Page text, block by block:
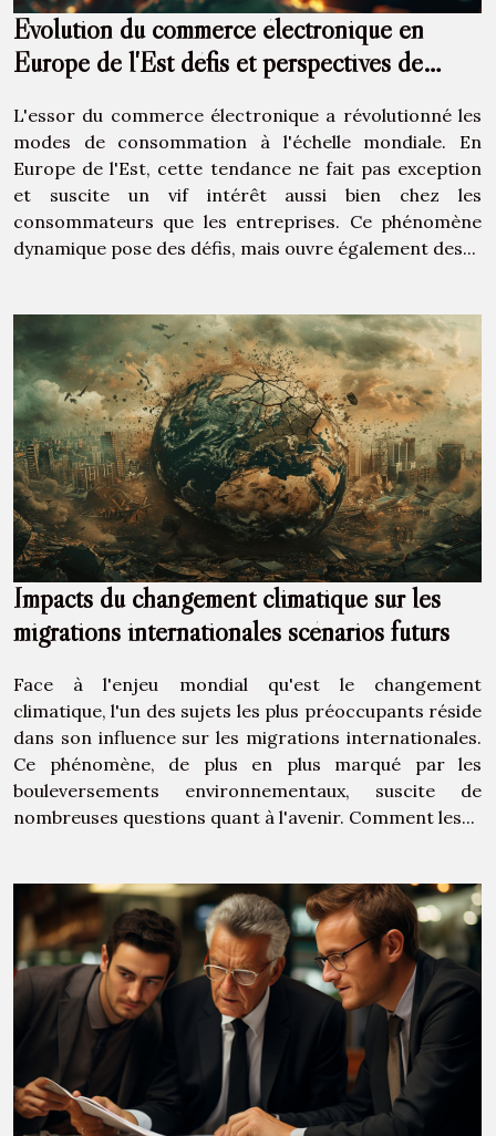
Évolution du commerce électronique en
Europe de l'Est défis et perspectives de
L'essor du commerce électronique a révolutionné les
modes de consommation à l'échelle mondiale. En
Europe de l'Est, cette tendance ne fait pas exception
et suscite un vif intérêt aussi bien chez les
consommateurs que les entreprises. Ce phénomène
dynamique pose des défis, mais ouvre également des...
Impacts du changement climatique sur les
migrations internationales scénarios futurs
Face à l'enjeu mondial qu'est le changement
climatique, l'un des sujets les plus préoccupants réside
dans son influence sur les migrations internationales.
Ce phénomène, de plus en plus marqué par les
bouleversements environnementaux, suscite de
nombreuses questions quant à l'avenir. Comment les...